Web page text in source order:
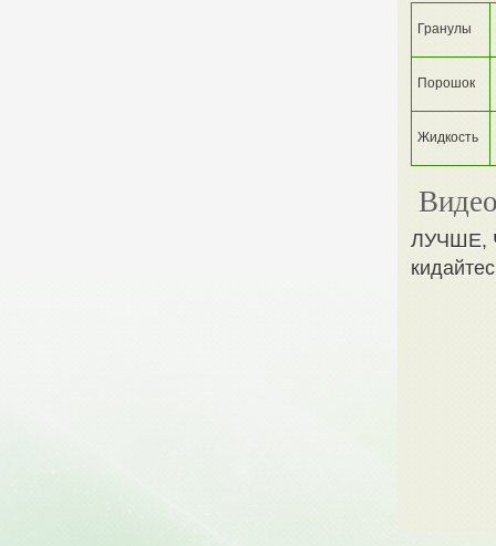
Гранулы
Порошок
Жидкость
ЛУЧШЕ,